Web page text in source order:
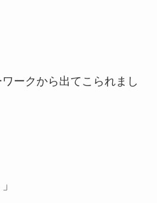
ークから出てこられまし